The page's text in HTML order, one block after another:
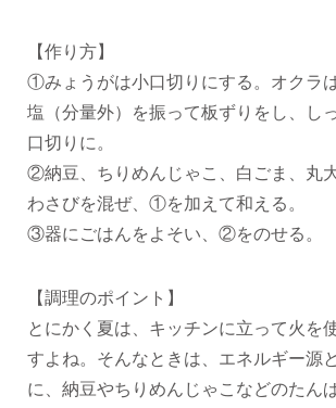
【作り方】
①みょうがは小口切りにする。オクラ
塩（分量外）を振って板ずりをし、し
口切りに。
②納豆、ちりめんじゃこ、白ごま、丸
わさびを混ぜ、①を加えて和える。
③器にごはんをよそい、②をのせる。
【調理のポイント】
とにかく夏は、キッチンに立って火を
すよね。そんなときは、エネルギー源
に、納豆やちりめんじゃこなどのたん